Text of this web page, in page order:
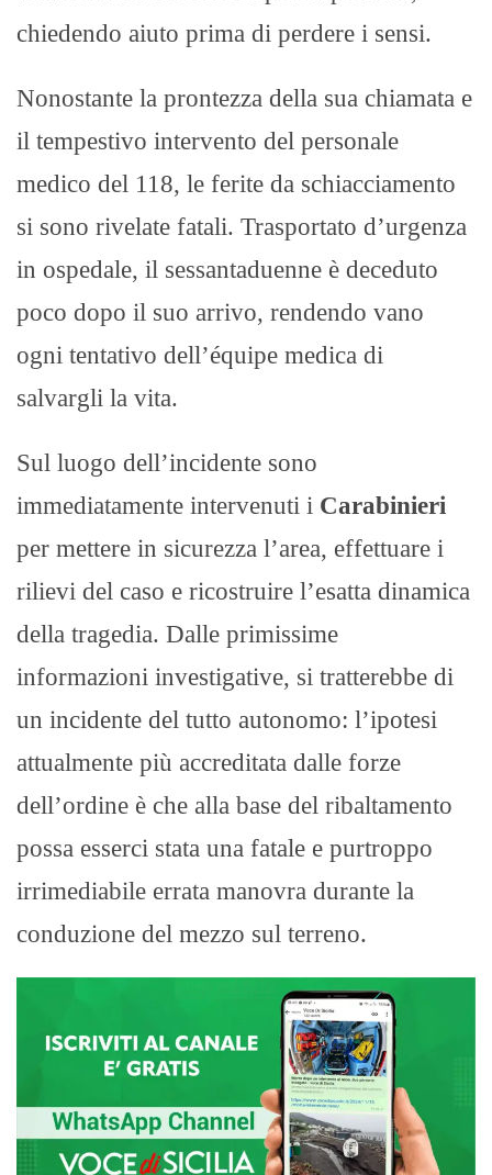
chiedendo aiuto prima di perdere i sensi.
Nonostante la prontezza della sua chiamata e
il tempestivo intervento del personale
medico del 118, le ferite da schiacciamento
si sono rivelate fatali. Trasportato d’urgenza
in ospedale, il sessantaduenne è deceduto
poco dopo il suo arrivo, rendendo vano
ogni tentativo dell’équipe medica di
salvargli la vita.
Sul luogo dell’incidente sono
immediatamente intervenuti i Carabinieri
per mettere in sicurezza l’area, effettuare i
rilievi del caso e ricostruire l’esatta dinamica
della tragedia. Dalle primissime
informazioni investigative, si tratterebbe di
un incidente del tutto autonomo: l’ipotesi
attualmente più accreditata dalle forze
dell’ordine è che alla base del ribaltamento
possa esserci stata una fatale e purtroppo
irrimediabile errata manovra durante la
conduzione del mezzo sul terreno.